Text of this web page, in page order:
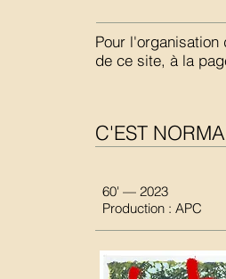
Pour
de ce site, à la
C'EST
60' — 2023
Production : APC